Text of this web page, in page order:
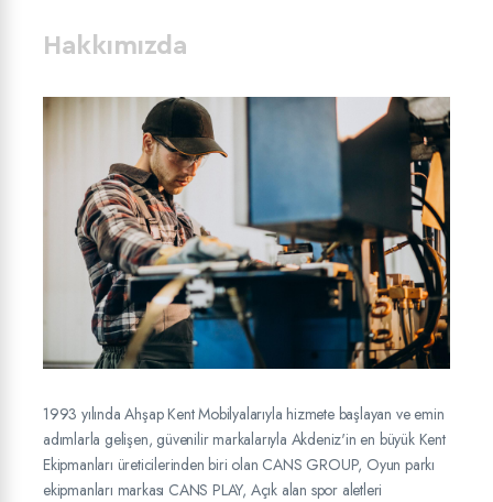
Hakkımızda
1993 yılında Ahşap Kent Mobilyalarıyla hizmete başlayan ve emin
adımlarla gelişen, güvenilir markalarıyla Akdeniz'in en büyük Kent
Ekipmanları üreticilerinden biri olan CANS GROUP, Oyun parkı
ekipmanları markası CANS PLAY, Açık alan spor aletleri